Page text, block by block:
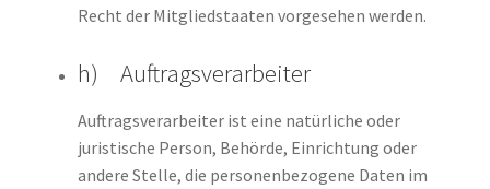
Recht der Mitgliedstaaten vorgesehen werden.
h) Auftragsverarbeiter
Auftragsverarbeiter ist eine natürliche oder
juristische Person, Behörde, Einrichtung oder
andere Stelle, die personenbezogene Daten im